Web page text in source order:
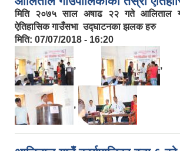
मिति २०७५ साल अषाढ २२ गते आलिताल
ऐतिहासिक गाउँसभा उद्घाटनका झलक हरु
मिति: 07/07/2018 - 16:20
,
,